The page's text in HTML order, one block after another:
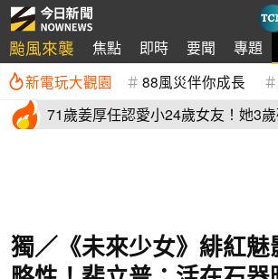
颱風來襲 焦點 即時 要聞 專題
新電玩大觀園 88風災伴你成長
71歲姜厚任認愛小24歲女友！她3
獨／《未來少女》緋紅